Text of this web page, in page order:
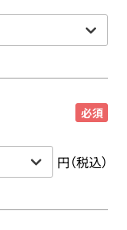
必須
円（税込）